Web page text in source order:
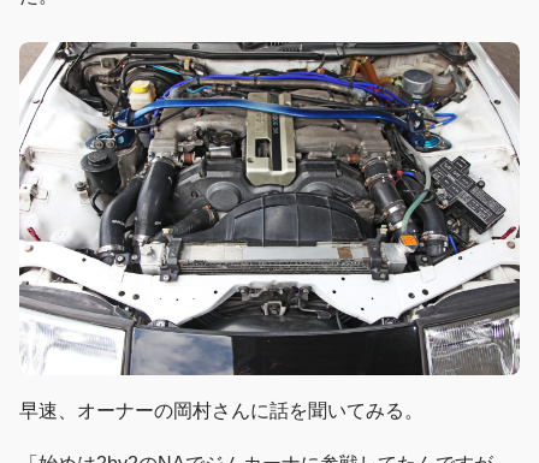
早速、オーナーの岡村さんに話を聞いてみる。